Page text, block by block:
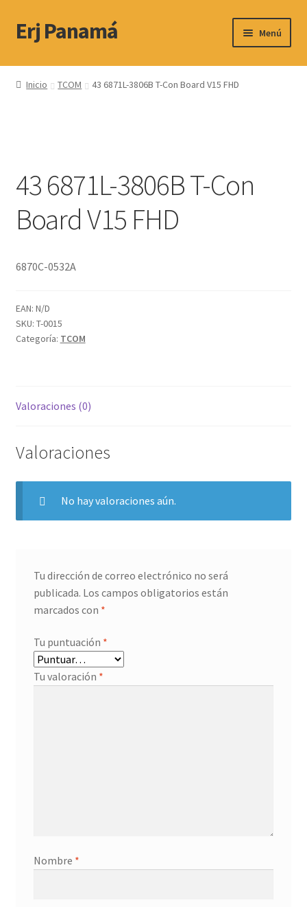
Ir
a
Ir
al
Erj Panamá Menú
Servicio Técnico
Ubicacion
Inicio TCOM 43 6871L-3806B T-Con Board V15 FHD
43 6871L-3806B T-Con
Board V15 FHD
6870C-0532A
EAN: N/D
SKU: T-0015
Categoría: TCOM
Valoraciones (0)
Valoraciones
No hay valoraciones aún.
Tu dirección de correo electrónico no será
publicada. Los campos obligatorios están
marcados con *
Tu puntuación *
Tu valoración *
Nombre *